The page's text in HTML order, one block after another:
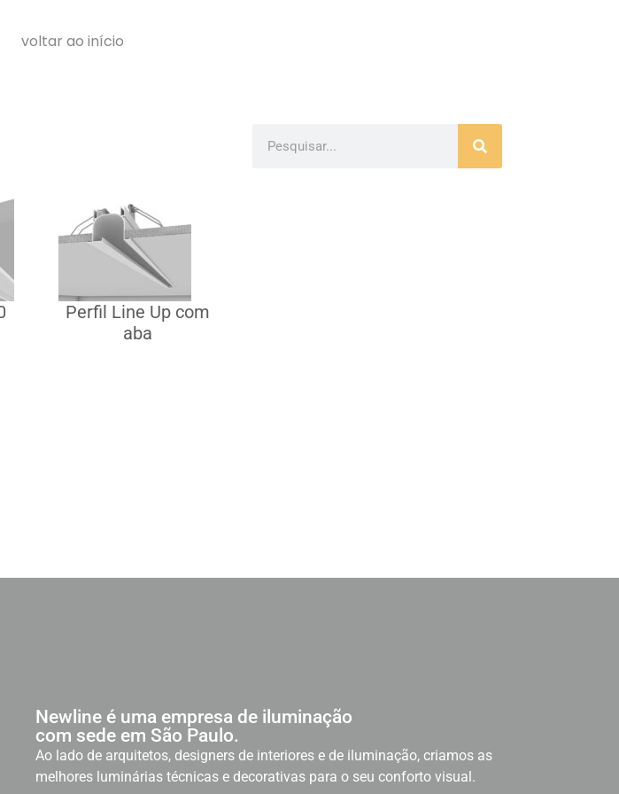
voltar ao início
Perfil Line Up com
aba
Newline é uma empresa de iluminação
com sede em São Paulo.
Ao lado de arquitetos, designers de interiores e de iluminação, criamos as
melhores luminárias técnicas e decorativas para o seu conforto visual.